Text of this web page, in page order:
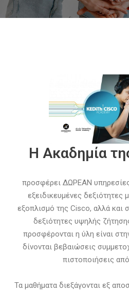
Η Ακαδημία
προσφέρει ΔΩΡΕΑΝ
εξειδικευμένες δεξιότητες
εξοπλισμό της Cisco, αλλά και
δεξιότητες υψηλής
προσφέρονται η ύλη είναι
δίνονται βεβαιώσεις
πιστοποιήσεις
Τα μαθήματα διεξάγονται εξ